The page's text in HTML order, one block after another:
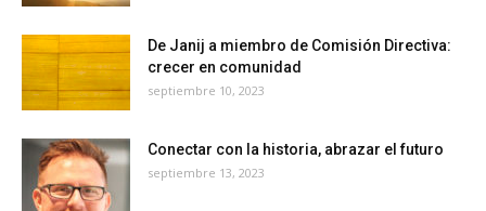
De Janij a miembro de Comisión Directiva:
crecer en comunidad
septiembre 10, 2023
Conectar con la historia, abrazar el futuro
septiembre 13, 2023